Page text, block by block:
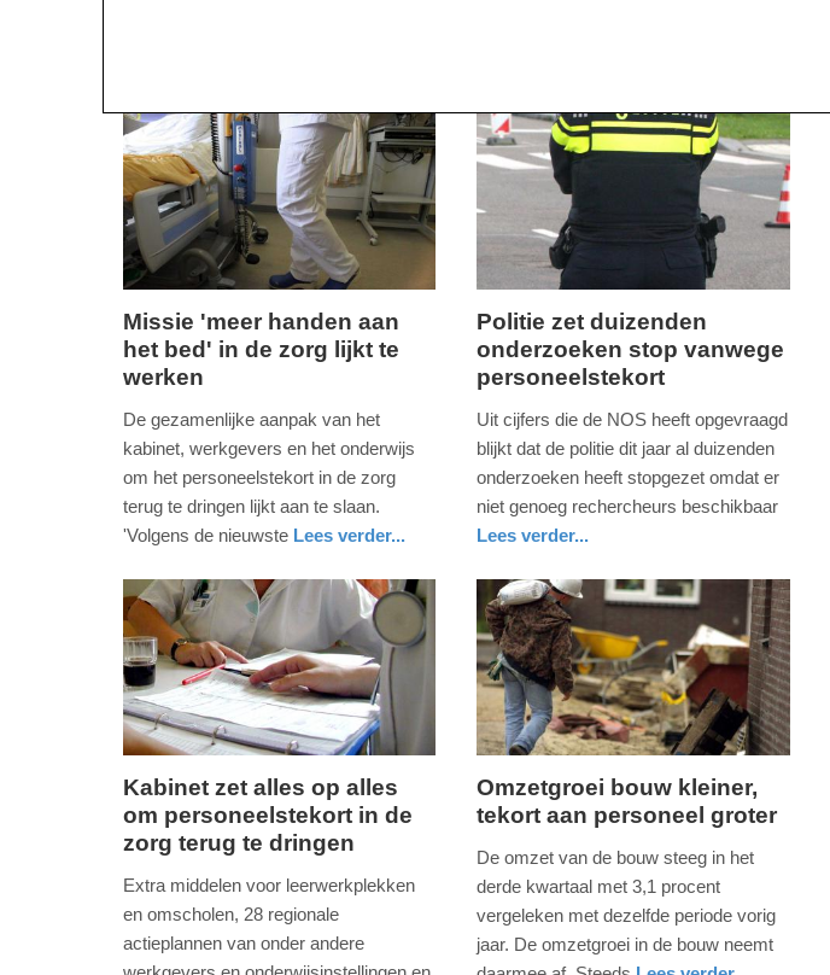
donderdag,
23.
2019
Update:
09-
04-
2025
09:10
Missie 'meer handen aan
het bed' in de zorg lijkt te
werken
De gezamenlijke aanpak van het
kabinet, werkgevers en het onderwijs
om het personeelstekort in de zorg
terug te dringen lijkt aan te slaan.
'Volgens de nieuwste Lees verder...
holland
woensdag,
28.
09-
04-
2025
09:10
Politie zet duizenden
onderzoeken stop vanwege
personeelstekort
Uit cijfers die de NOS heeft opgevraagd
blijkt dat de politie dit jaar al duizenden
onderzoeken heeft stopgezet omdat er
niet genoeg rechercheurs beschikbaar
Lees verder...
holland
woensdag,
14.
09:15
Kabinet zet alles op alles
om personeelstekort in de
zorg terug te dringen
Extra middelen voor leerwerkplekken
en omscholen, 28 regionale
actieplannen van onder andere
donderdag,
09:12
Omzetgroei bouw kleiner,
tekort aan personeel groter
De omzet van de bouw steeg in het
derde kwartaal met 3,1 procent
vergeleken met dezelfde periode vorig
jaar. De omzetgroei in de bouw neemt